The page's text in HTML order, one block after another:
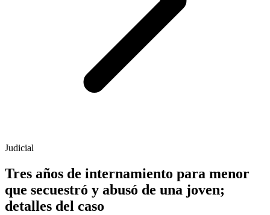
Judicial
Tres años de internamiento para menor
que secuestró y abusó de una joven;
detalles del caso